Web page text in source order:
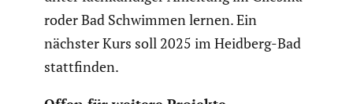
roder Bad Schwimmen lernen. Ein
nächster Kurs soll 2025 im Heidberg-Bad
statt­finden.